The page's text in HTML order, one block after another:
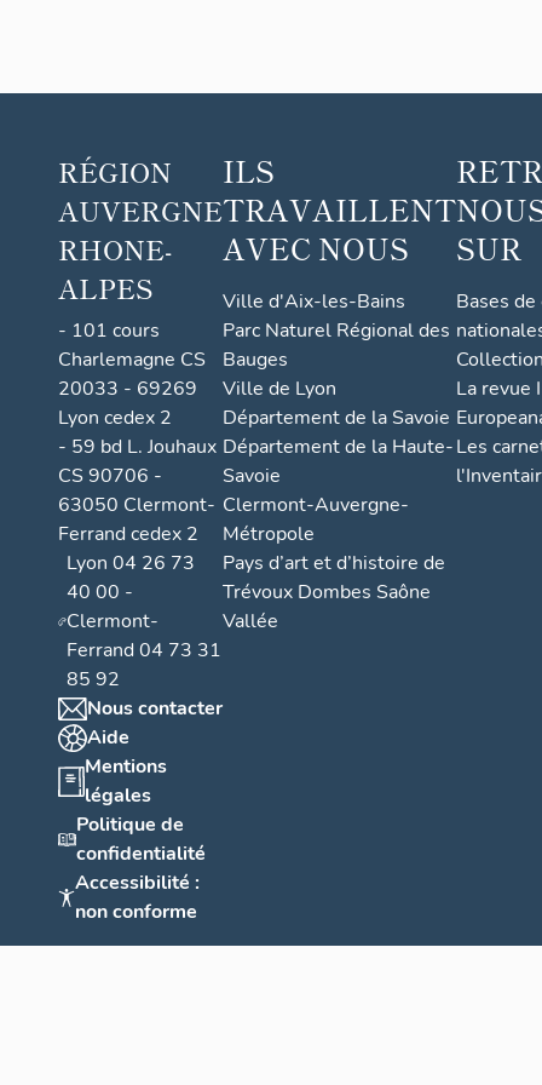
RÉGION
AUVERGNE
RHONE-
ALPES
- 101 cours
Charlemagne CS
20033 - 69269
Lyon cedex 2
- 59 bd L. Jouhaux
CS 90706 -
63050 Clermont-
Ferrand cedex 2
Lyon 04 26 73
40 00 -
Clermont-
Ferrand 04 73 31
85 92
Nous contacter
Aide
Mentions
légales
Politique de
confidentialité
Accessibilité :
non conforme
ILS
TRAVAILLENT
AVEC NOUS
Ville d'Aix-les-Bains
Parc Naturel Régional des
Bauges
Ville de Lyon
Département de la Savoie
Département de la Haute-
Savoie
Clermont-Auvergne-
Métropole
Pays d’art et d’histoire de
Trévoux Dombes Saône
Vallée
SUR
Bases
La revue
Les